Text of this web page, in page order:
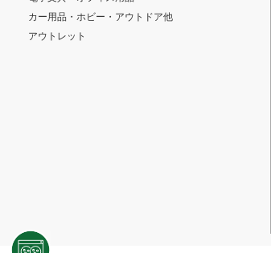
カー用品・ホビー・アウトドア他
アウトレット